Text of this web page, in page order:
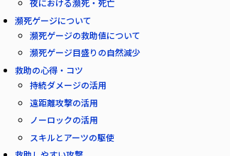
夜における瀕死・死亡
瀕死ゲージについて
瀕死ゲージの救助値について
瀕死ゲージ目盛りの自然減少
救助の心得・コツ
持続ダメージの活用
遠距離攻撃の活用
ノーロックの活用
スキルとアーツの駆使